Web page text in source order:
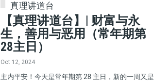
真理讲道台
【真理讲道台】| 财富与永
生，善用与恶用（常年期第
28主日）
Oct 12, 2024
主内平安！今天是常年期第 28 主日，新的一周又是